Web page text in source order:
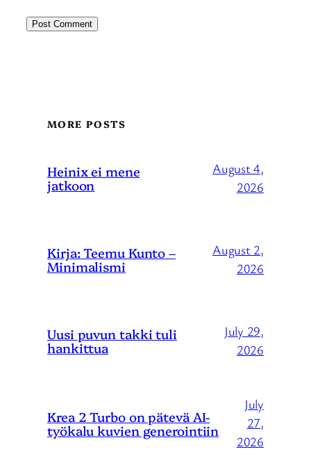
MORE POSTS
Heinix ei mene
jatkoon
August 4,
2026
Kirja: Teemu Kunto –
Minimalismi
August 2,
2026
Uusi puvun takki tuli
hankittua
July 29,
2026
Krea 2 Turbo on pätevä AI-
työkalu kuvien generointiin
July
27,
2026